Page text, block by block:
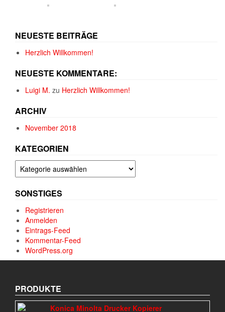
NEUESTE BEITRÄGE
Herzlich Willkommen!
NEUESTE KOMMENTARE:
Luigi M. zu Herzlich Willkommen!
ARCHIV
November 2018
KATEGORIEN
Kategorien
SONSTIGES
Registrieren
Anmelden
Eintrags-Feed
Kommentar-Feed
WordPress.org
PRODUKTE
Konica Minolta Drucker Kopierer